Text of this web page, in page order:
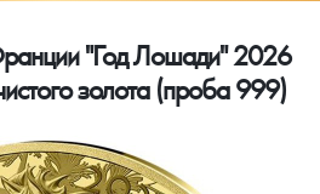
"Год Лошади" 2026
золота (проба 999)